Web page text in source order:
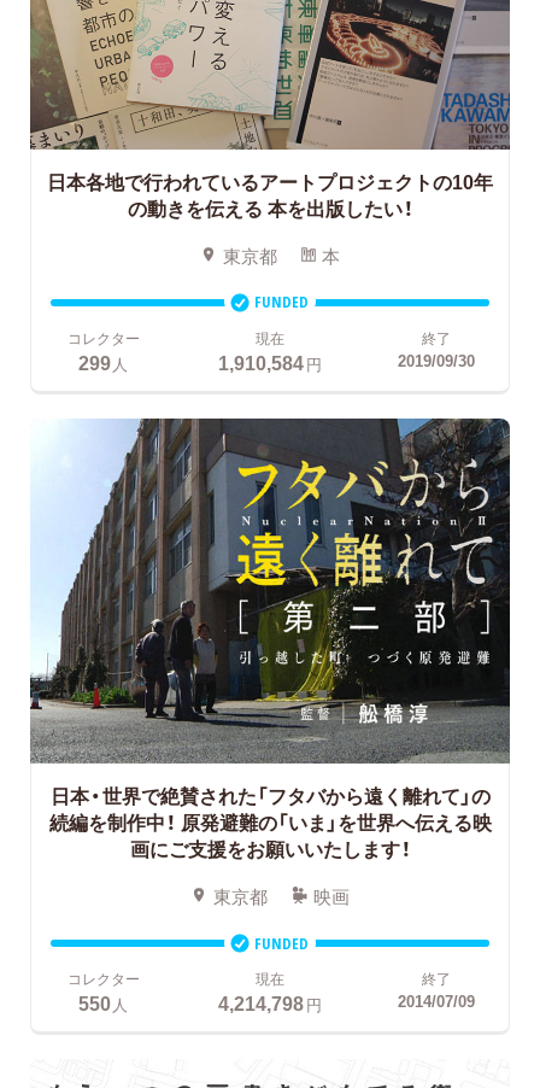
日本各地で行われているアートプロジェクトの10年
の動きを伝える 本を出版したい！
東京都 本
FUNDED
コレクター
299 人
現在
1,910,584円
終了
2019/09/30
日本・世界で絶賛された「フタバから遠く離れて」の
続編を制作中！ 原発避難の「いま」を世界へ伝える映
画にご支援をお願いいたします！
東京都 映画
FUNDED
コレクター
550人
現在
4,214,798円
終了
2014/07/09